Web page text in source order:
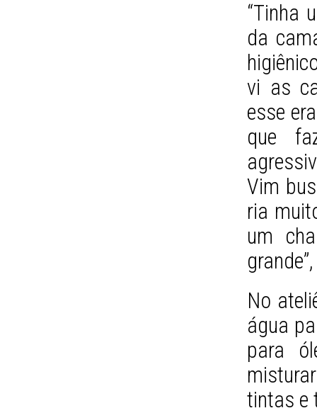
“Tinha
da
vi as
esse
que
Vim
ria
um
No
água
para
tintas e